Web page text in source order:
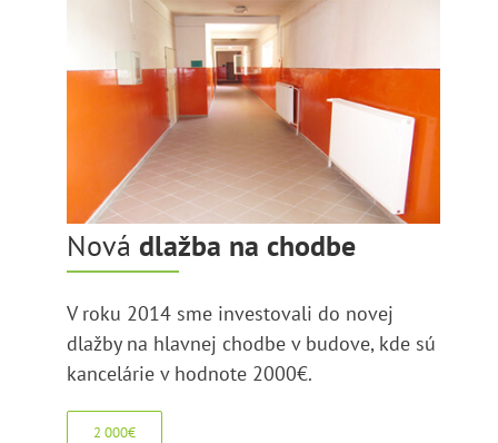
Nová dlažba na chodbe
V roku 2014 sme investovali do novej
dlažby na hlavnej chodbe v budove, kde sú
kancelárie v hodnote 2000€.
2 000€